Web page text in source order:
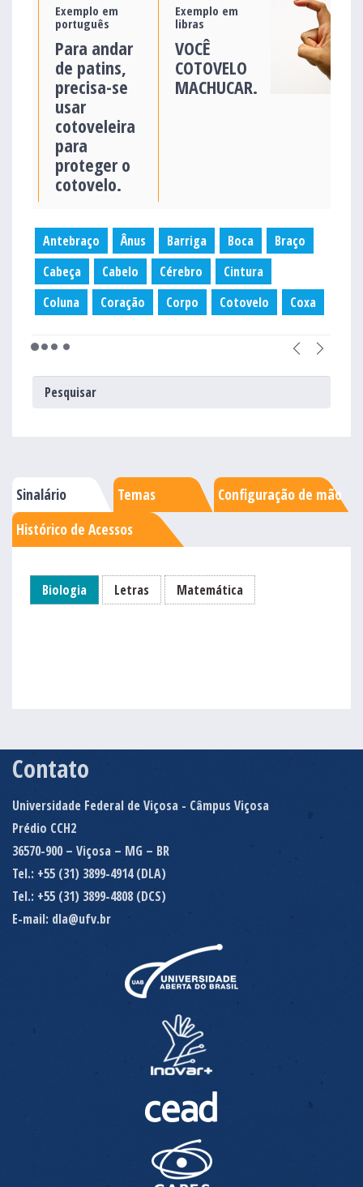
Exemplo em
português
Para andar
de patins,
precisa-se
usar
cotoveleira
para
proteger o
cotovelo.
Exemplo em
libras
VOCÊ
COTOVELO
MACHUCAR.
Antebraço Ânus Barriga Boca
Braço
Cabeça
Cabelo Cérebro
Cintura
Coluna
Coração Corpo Cotovelo Coxa
Sinalário Temas
Configuração de mão
Histórico de Acessos
Biologia Letras Matemática
Contato
Universidade Federal de Viçosa - Câmpus Viçosa
Prédio CCH2
36570-900 – Viçosa – MG – BR
Tel.: +55 (31) 3899-4914 (DLA)
Tel.: +55 (31) 3899-4808 (DCS)
E-mail: dla@ufv.br